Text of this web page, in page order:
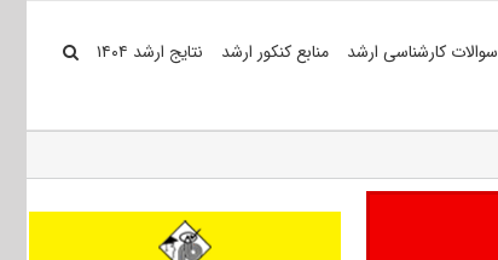
سوالات کارشناسی ارشد منابع کنکور ارشد نتایج ارشد ۱۴۰۴